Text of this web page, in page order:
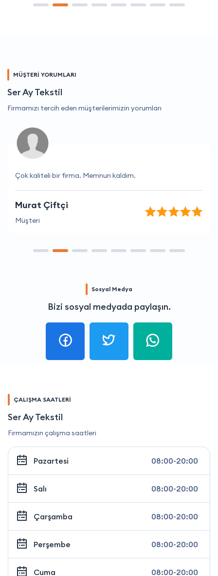
MÜŞTERİ YORUMLARI
Ser Ay Tekstil
Firmamızı tercih eden müşterilerimizin yorumları
Çok kaliteli bir firma. Memnun kaldım.
Murat Çiftçi
Müşteri
Sosyal Medya
Bizi sosyal medyada paylaşın.
ÇALIŞMA SAATLERİ
Ser Ay Tekstil
Firmamızın çalışma saatleri
Pazartesi 08:00-20:00
Salı 08:00-20:00
Çarşamba 08:00-20:00
Perşembe 08:00-20:00
Cuma 08:00-20:00